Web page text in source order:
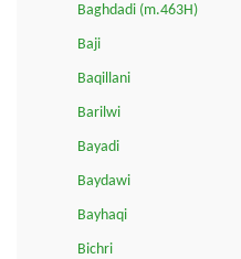
Baghdadi (m.463H)
Baji
Baqillani
Barilwi
Bayadi
Baydawi
Bayhaqi
Bichri